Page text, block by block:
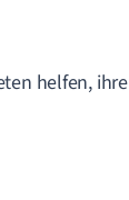
helfen, ihre